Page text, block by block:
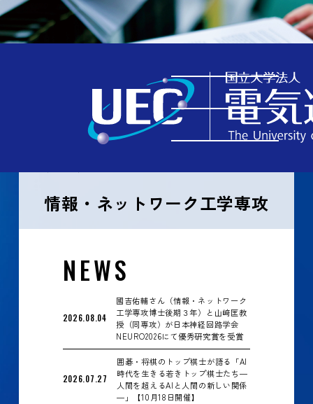
情報・ネットワーク工学専攻
NEWS
2026.08.04
國吉佑輔さん（情報・ネットワーク
工学専攻博士後期３年）と山﨑匡教
授（同専攻）が日本神経回路学会
NEURO2026にて優秀研究賞を受賞
2026.07.27
囲碁・将棋のトップ棋士が語る「AI
時代を生きる若きトップ棋士たち―
人間を超えるAIと人間の新しい関係
―」【10月18日開催】